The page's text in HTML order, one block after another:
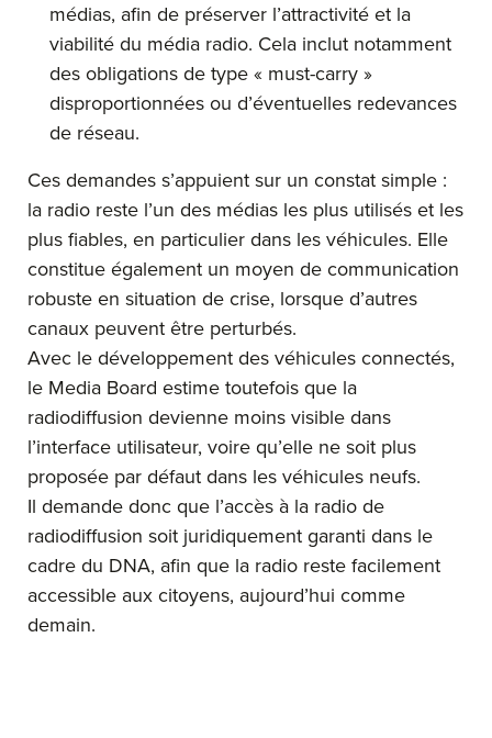
médias, afin de préserver l’attractivité et la
viabilité du média radio. Cela inclut notamment
des obligations de type « must-carry »
disproportionnées ou d’éventuelles redevances
de réseau.
Ces demandes s’appuient sur un constat simple :
la radio reste l’un des médias les plus utilisés et les
plus fiables, en particulier dans les véhicules. Elle
constitue également un moyen de communication
robuste en situation de crise, lorsque d’autres
canaux peuvent être perturbés.
Avec le développement des véhicules connectés,
le Media Board estime toutefois que la
radiodiffusion devienne moins visible dans
l’interface utilisateur, voire qu’elle ne soit plus
proposée par défaut dans les véhicules neufs.
Il demande donc que l’accès à la radio de
radiodiffusion soit juridiquement garanti dans le
cadre du DNA, afin que la radio reste facilement
accessible aux citoyens, aujourd’hui comme
demain.